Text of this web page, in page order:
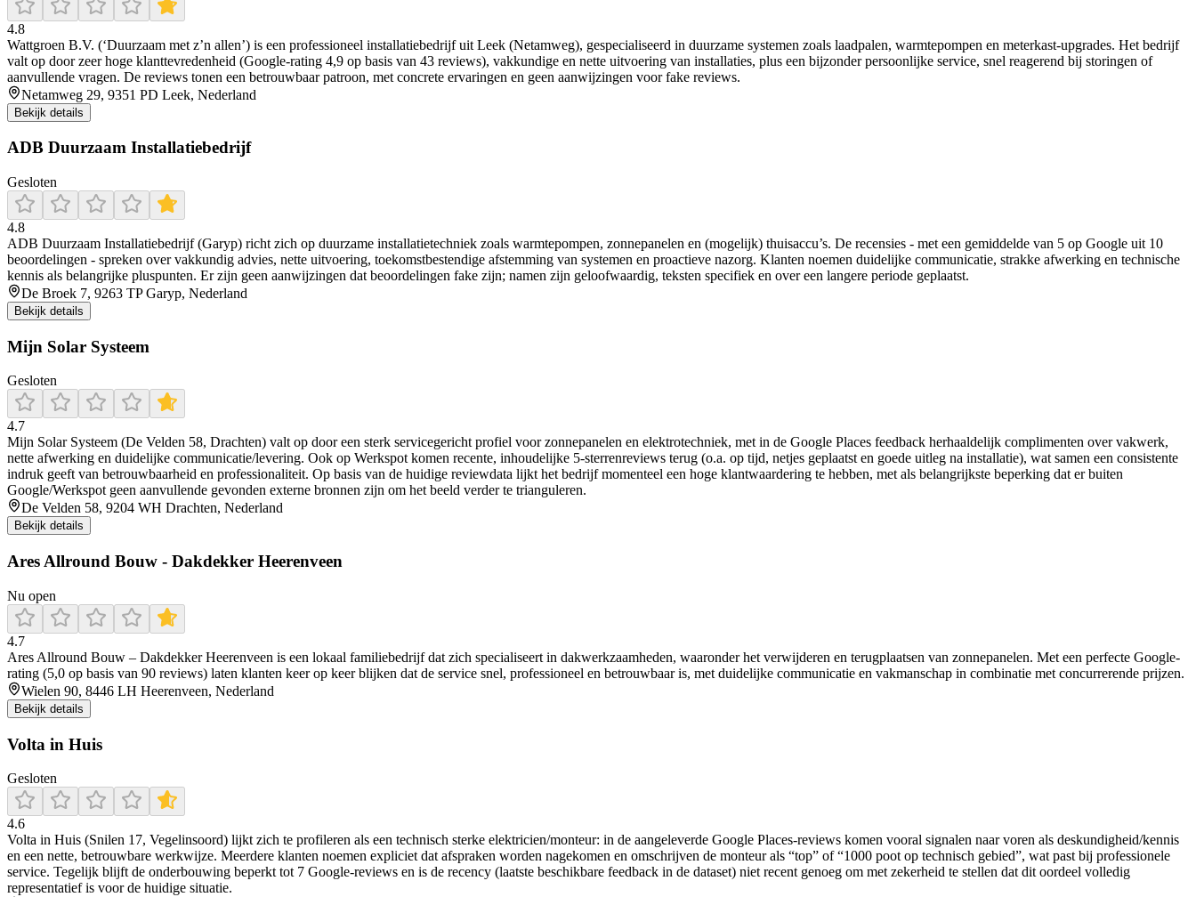
4.8
Wattgroen B.V. (‘Duurzaam met z’n allen’) is een professioneel installatiebedrijf uit Leek (Netamweg), gespecialiseerd in duurzame systemen zoals laadpalen, warmtepompen en meterkast-upgrades. Het bedrijf
valt op door zeer hoge klanttevredenheid (Google-rating 4,9 op basis van 43 reviews), vakkundige en nette uitvoering van installaties, plus een bijzonder persoonlijke service, snel reagerend bij storingen of
aanvullende vragen. De reviews tonen een betrouwbaar patroon, met concrete ervaringen en geen aanwijzingen voor fake reviews.
Netamweg 29, 9351 PD Leek, Nederland
Bekijk details
ADB Duurzaam Installatiebedrijf
Gesloten
4.8
ADB Duurzaam Installatiebedrijf (Garyp) richt zich op duurzame installatietechniek zoals warmtepompen, zonnepanelen en (mogelijk) thuisaccu’s. De recensies - met een gemiddelde van 5 op Google uit 10
beoordelingen - spreken over vakkundig advies, nette uitvoering, toekomstbestendige afstemming van systemen en proactieve nazorg. Klanten noemen duidelijke communicatie, strakke afwerking en technische
kennis als belangrijke pluspunten. Er zijn geen aanwijzingen dat beoordelingen fake zijn; namen zijn geloofwaardig, teksten specifiek en over een langere periode geplaatst.
De Broek 7, 9263 TP Garyp, Nederland
Bekijk details
Mijn Solar Systeem
Gesloten
4.7
Mijn Solar Systeem (De Velden 58, Drachten) valt op door een sterk servicegericht profiel voor zonnepanelen en elektrotechniek, met in de Google Places feedback herhaaldelijk complimenten over vakwerk,
nette afwerking en duidelijke communicatie/levering. Ook op Werkspot komen recente, inhoudelijke 5-sterrenreviews terug (o.a. op tijd, netjes geplaatst en goede uitleg na installatie), wat samen een consistente
indruk geeft van betrouwbaarheid en professionaliteit. Op basis van de huidige reviewdata lijkt het bedrijf momenteel een hoge klantwaardering te hebben, met als belangrijkste beperking dat er buiten
Google/Werkspot geen aanvullende gevonden externe bronnen zijn om het beeld verder te trianguleren.
De Velden 58, 9204 WH Drachten, Nederland
Bekijk details
Ares Allround Bouw - Dakdekker Heerenveen
Nu open
4.7
Ares Allround Bouw – Dakdekker Heerenveen is een lokaal familiebedrijf dat zich specialiseert in dakwerkzaamheden, waaronder het verwijderen en terugplaatsen van zonnepanelen. Met een perfecte Google-
rating (5,0 op basis van 90 reviews) laten klanten keer op keer blijken dat de service snel, professioneel en betrouwbaar is, met duidelijke communicatie en vakmanschap in combinatie met concurrerende prijzen.
Wielen 90, 8446 LH Heerenveen, Nederland
Bekijk details
Volta in Huis
Gesloten
4.6
Volta in Huis (Snilen 17, Vegelinsoord) lijkt zich te profileren als een technisch sterke elektricien/monteur: in de aangeleverde Google Places-reviews komen vooral signalen naar voren als deskundigheid/kennis
en een nette, betrouwbare werkwijze. Meerdere klanten noemen expliciet dat afspraken worden nagekomen en omschrijven de monteur als “top” of “1000 poot op technisch gebied”, wat past bij professionele
service. Tegelijk blijft de onderbouwing beperkt tot 7 Google-reviews en is de recency (laatste beschikbare feedback in de dataset) niet recent genoeg om met zekerheid te stellen dat dit oordeel volledig
representatief is voor de huidige situatie.